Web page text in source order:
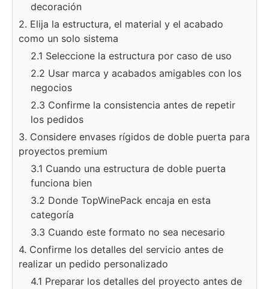
decoración
2. Elija la estructura, el material y el acabado
como un solo sistema
2.1 Seleccione la estructura por caso de uso
2.2 Usar marca y acabados amigables con los
negocios
2.3 Confirme la consistencia antes de repetir
los pedidos
3. Considere envases rígidos de doble puerta para
proyectos premium
3.1 Cuando una estructura de doble puerta
funciona bien
3.2 Donde TopWinePack encaja en esta
categoría
3.3 Cuando este formato no sea necesario
4. Confirme los detalles del servicio antes de
realizar un pedido personalizado
4.1 Preparar los detalles del proyecto antes de